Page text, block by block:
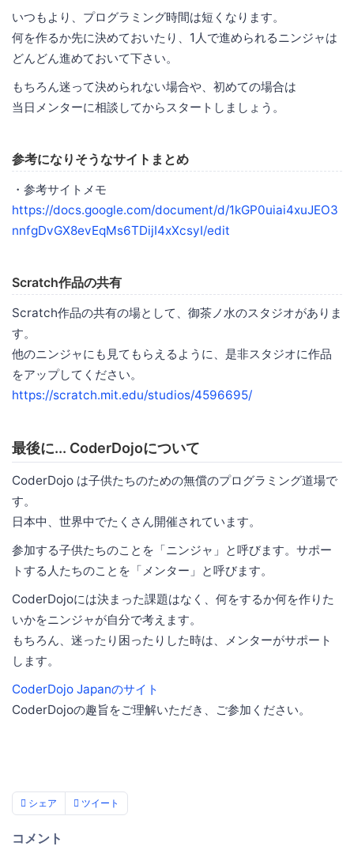
いつもより、プログラミング時間は短くなります。
何を作るか先に決めておいたり、1人で進められるニンジャは
どんどん進めておいて下さい。
もちろん迷って決められない場合や、初めての場合は
当日メンターに相談してからスタートしましょう。
参考になりそうなサイトまとめ
・参考サイトメモ
https://docs.google.com/document/d/1kGP0uiai4xuJEO3
nnfgDvGX8evEqMs6TDijI4xXcsyI/edit
Scratch作品の共有
Scratch作品の共有の場として、御茶ノ水のスタジオがありま
す。
他のニンジャにも見てもらえるように、是非スタジオに作品
をアップしてください。
https://scratch.mit.edu/studios/4596695/
最後に... CoderDojoについて
CoderDojo は子供たちのための無償のプログラミング道場で
す。
日本中、世界中でたくさん開催されています。
参加する子供たちのことを「ニンジャ」と呼びます。サポー
トする人たちのことを「メンター」と呼びます。
CoderDojoには決まった課題はなく、何をするか何を作りた
いかをニンジャが自分で考えます。
もちろん、迷ったり困ったりした時は、メンターがサポート
します。
CoderDojo Japanのサイト
CoderDojoの趣旨をご理解いただき、ご参加ください。
シェア ツイート
コメント